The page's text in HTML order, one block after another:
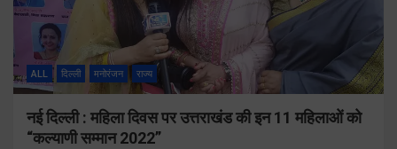
ALL दिल्ली मनोरंजन राज्य
नई दिल्ली : महिला दिवस पर उत्तराखंड की इन 11 महिलाओं को
“कल्याणी सम्मान 2022”